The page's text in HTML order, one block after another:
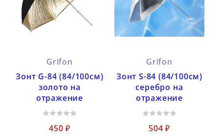
Grifon
Зонт G-84 (84/100см)
золото на
отражение
450 ₽
Grifon
Зонт S-84 (84/100см)
серебро на
отражение
504 ₽